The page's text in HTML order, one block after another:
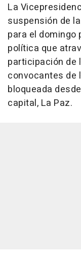
La
suspensión de
para el domingo
política que
participación de
convocantes de
bloqueada
capital, La Paz.